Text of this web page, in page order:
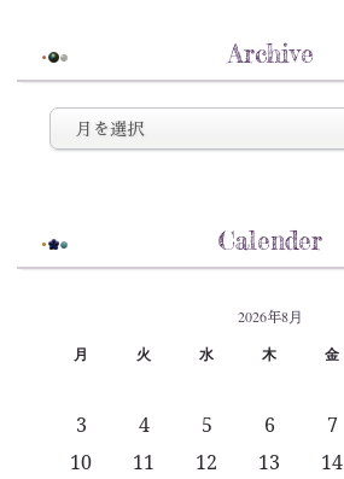
Archive
Calender
2026年8月
月 火 水 木 金
3
4 5 6 7
10
11 12 13 14